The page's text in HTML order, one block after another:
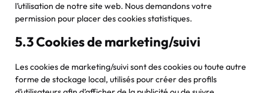
l’utilisation de notre site web. Nous demandons votre
permission pour placer des cookies statistiques.
5.3 Cookies de marketing/suivi
Les cookies de marketing/suivi sont des cookies ou toute autre
forme de stockage local, utilisés pour créer des profils